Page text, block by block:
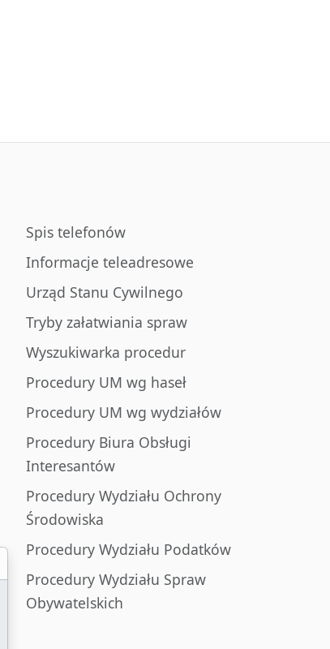
Spis telefonów
Informacje teleadresowe
Urząd Stanu Cywilnego
Tryby załatwiania spraw
Wyszukiwarka procedur
Procedury UM wg haseł
Procedury UM wg wydziałów
Procedury Biura Obsługi
Interesantów
Procedury Wydziału Ochrony
Środowiska
Procedury Wydziału Podatków
Procedury Wydziału Spraw
Obywatelskich